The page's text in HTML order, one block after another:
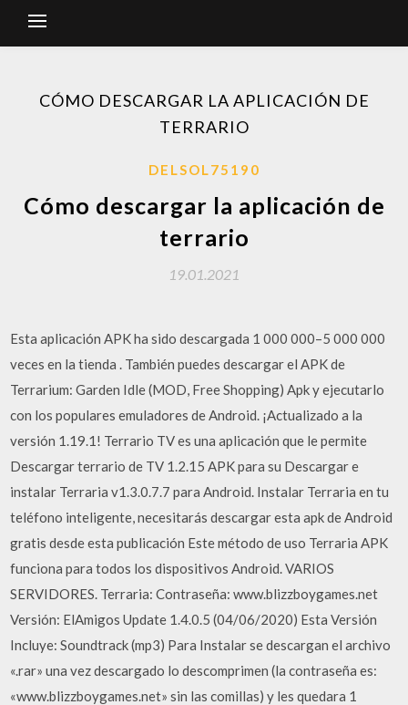
CÓMO DESCARGAR LA APLICACIÓN DE
TERRARIO
DELSOL75190
Cómo descargar la aplicación de
terrario
19.01.2021
Esta aplicación APK ha sido descargada 1 000 000–5 000 000
veces en la tienda . También puedes descargar el APK de
Terrarium: Garden Idle (MOD, Free Shopping) Apk y ejecutarlo
con los populares emuladores de Android. ¡Actualizado a la
versión 1.19.1! Terrario TV es una aplicación que le permite
Descargar terrario de TV 1.2.15 APK para su Descargar e
instalar Terraria v1.3.0.7.7 para Android. Instalar Terraria en tu
teléfono inteligente, necesitarás descargar esta apk de Android
gratis desde esta publicación Este método de uso Terraria APK
funciona para todos los dispositivos Android. VARIOS
SERVIDORES. Terraria: Contraseña: www.blizzboygames.net
Versión: ElAmigos Update 1.4.0.5 (04/06/2020) Esta Versión
Incluye: Soundtrack (mp3) Para Instalar se descargan el archivo
«.rar» una vez descargado lo descomprimen (la contraseña es:
«www.blizzboygames.net» sin las comillas) y les quedara 1